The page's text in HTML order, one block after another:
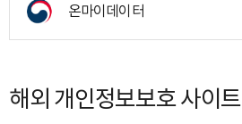
온마이데이터
해외 개인정보보호 사이트